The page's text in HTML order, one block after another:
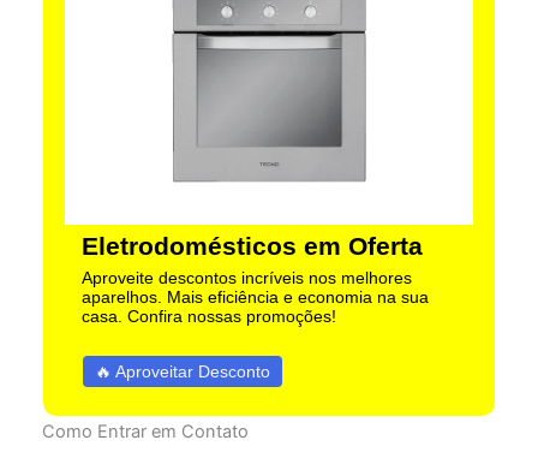
Eletrodomésticos em Oferta
Aproveite descontos incríveis nos melhores
aparelhos. Mais eficiência e economia na sua
casa. Confira nossas promoções!
🔥 Aproveitar Desconto
Como Entrar em Contato